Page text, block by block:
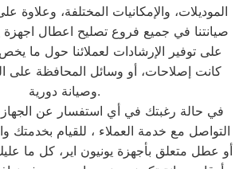
الموديلات، والإمكانيات المختلفة،
صيانتنا في جميع فروع تصليح اعطال اجهزة
على توفير الإرشادات لعملائنا حول ما
كانت إصلاحات، أو وسائل المحافظة على
وصيانة دورية.
في حالة رغبتك في أي استفسار عن
التواصل مع خدمة العملاء ، للقيام بخدمتك
أو عطل متعلق بأجهزة يونيون اير، كل ما